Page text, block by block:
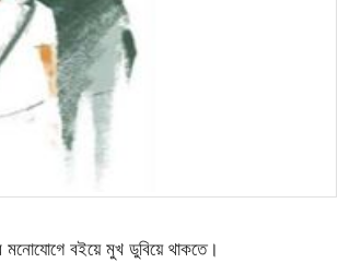
মনোযোগে বইয়ে মুখ ডুবিয়ে থাকতে।